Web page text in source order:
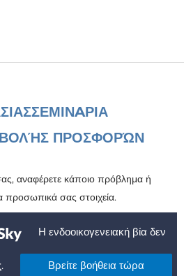
ΣΕΜΙΝAΡΙΑ
ΠΡΟΣΦΟΡΏΝ
αναφέρετε κάποιο πρόβλημα ή
σας στοιχεία.
Η ενδοοικογενειακή βία δεν
Βρείτε βοήθεια τώρα